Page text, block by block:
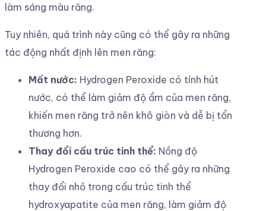
làm sáng màu răng.
Tuy nhiên, quá trình này cũng có thể gây ra những
tác động nhất định lên men răng:
Mất nước: Hydrogen Peroxide có tính hút
nước, có thể làm giảm độ ẩm của men răng,
khiến men răng trở nên khô giòn và dễ bị tổn
thương hơn.
Thay đổi cấu trúc tinh thể: Nồng độ
Hydrogen Peroxide cao có thể gây ra những
thay đổi nhỏ trong cấu trúc tinh thể
hydroxyapatite của men răng, làm giảm độ